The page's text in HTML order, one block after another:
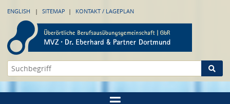
ENGLISH SITEMAP KONTAKT / LAGEPLAN